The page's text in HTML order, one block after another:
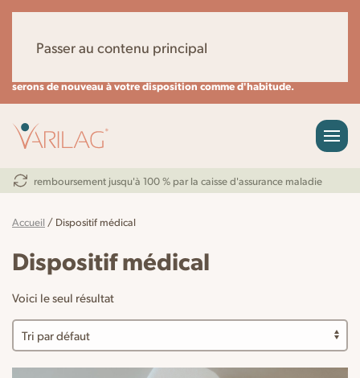
demandes via le formulaire de contact, par e-mail ou par téléphone ne
serons de nouveau à votre disposition comme d'habitude.
Passer au contenu principal
remboursement jusqu'à 100 % par la caisse d'assurance maladie
Accueil / Dispositif médical
Dispositif médical
Voici le seul résultat